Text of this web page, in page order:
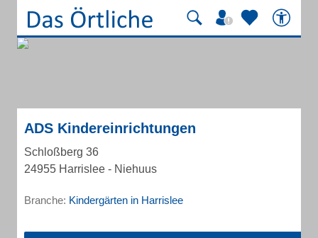
ADS Kindereinrichtungen
Schloßberg 36
24955 Harrislee - Niehuus
Branche: Kindergärten in Harrislee